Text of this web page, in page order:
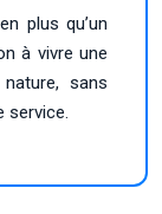
plus qu’un
à vivre une
sans
service.